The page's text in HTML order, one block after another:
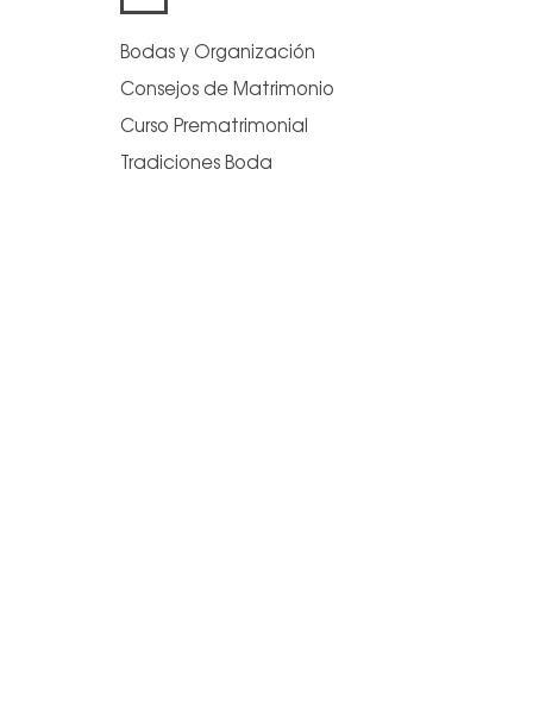
Bodas y Organización
Consejos de Matrimonio
Curso Prematrimonial
Tradiciones Boda